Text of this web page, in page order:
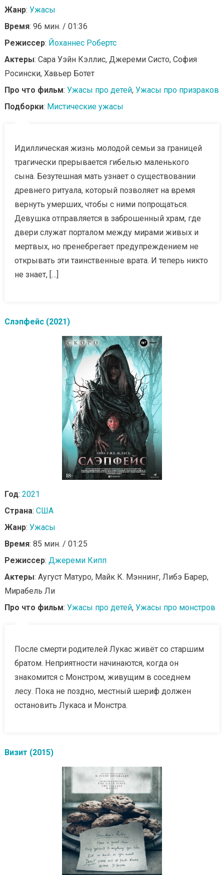
Жанр: Ужасы
Время: 96 мин. / 01:36
Режиссер: Йоханнес Робертс
Актеры: Сара Уэйн Кэллис, Джереми Систо, София
Росински, Хавьер Ботет
Про что фильм: Ужасы про детей, Ужасы про призраков
Подборки: Мистические ужасы
Идиллическая жизнь молодой семьи за границей
трагически прерывается гибелью маленького
сына. Безутешная мать узнает о существовании
древнего ритуала, который позволяет на время
вернуть умерших, чтобы с ними попрощаться.
Девушка отправляется в заброшенный храм, где
двери служат порталом между мирами живых и
мертвых, но пренебрегает предупреждением не
открывать эти таинственные врата. И теперь никто
не знает, […]
Слэпфейс (2021)
Год: 2021
Страна: США
Жанр: Ужасы
Время: 85 мин. / 01:25
Режиссер: Джереми Кипп
Актеры: Аугуст Матуро, Майк К. Мэннинг, Либэ Барер,
Мирабель Ли
Про что фильм: Ужасы про детей, Ужасы про монстров
После смерти родителей Лукас живёт со старшим
братом. Неприятности начинаются, когда он
знакомится с Монстром, живущим в соседнем
лесу. Пока не поздно, местный шериф должен
остановить Лукаса и Монстра.
Визит (2015)